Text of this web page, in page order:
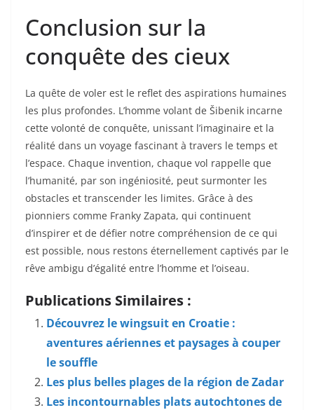
Conclusion sur la
conquête des cieux
La quête de voler est le reflet des aspirations humaines
les plus profondes. L’homme volant de Šibenik incarne
cette volonté de conquête, unissant l’imaginaire et la
réalité dans un voyage fascinant à travers le temps et
l’espace. Chaque invention, chaque vol rappelle que
l’humanité, par son ingéniosité, peut surmonter les
obstacles et transcender les limites. Grâce à des
pionniers comme Franky Zapata, qui continuent
d’inspirer et de défier notre compréhension de ce qui
est possible, nous restons éternellement captivés par le
rêve ambigu d’égalité entre l’homme et l’oiseau.
Publications Similaires :
Découvrez le wingsuit en Croatie :
aventures aériennes et paysages à couper
le souffle
Les plus belles plages de la région de Zadar
Les incontournables plats autochtones de